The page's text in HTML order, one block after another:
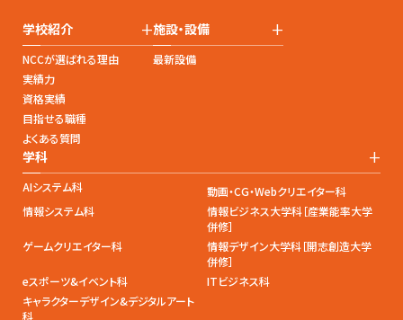
学校紹介 +
NCCが選ばれる理由
実績力
資格実績
目指せる職種
よくある質問
施設・設備 +
最新設備
学科 +
AIシステム科
動画・CG・Webクリエイター科
情報システム科
情報ビジネス大学科［産業能率大学
併修］
ゲームクリエイター科
情報デザイン大学科［開志創造大学
併修］
eスポーツ&イベント科
ITビジネス科
キャラクターデザイン&デジタルアート
科